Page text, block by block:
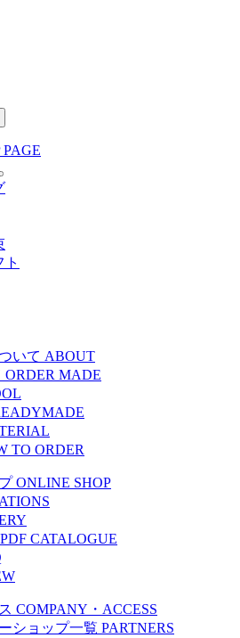
PAGE
いて ABOUT
ORDER MADE
TO ORDER
ONLINE SHOP
PDF CATALOGUE
COMPANY・ACCESS
ショップ一覧 PARTNERS